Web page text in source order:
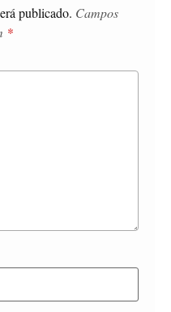
publicado. Campos
*